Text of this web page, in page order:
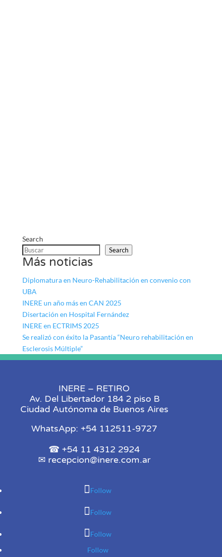
Search
Search
Más noticias
Diplomatura en Neuro-Rehabilitación en convenio con
UBA
INERE un año más en CAN 2025
Disertación en Hospital Fernández
INERE en ECTRIMS 2025
Se realizó con éxito la Pasantía “Neuro rehabilitación en
Esclerosis Múltiple”
INERE – RETIRO
Av. Del Libertador 184 2 piso B
Ciudad Autónoma de Buenos Aires
WhatsApp: +54 112511-9727
☎ +54 11 4312 2924
✉ recepcion@inere.com.ar
Follow
Follow
Follow
Follow